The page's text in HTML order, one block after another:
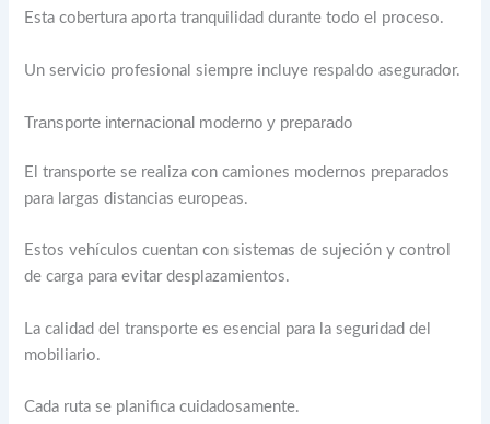
Esta cobertura aporta tranquilidad durante todo el proceso.
Un servicio profesional siempre incluye respaldo asegurador.
Transporte internacional moderno y preparado
El transporte se realiza con camiones modernos preparados
para largas distancias europeas.
Estos vehículos cuentan con sistemas de sujeción y control
de carga para evitar desplazamientos.
La calidad del transporte es esencial para la seguridad del
mobiliario.
Cada ruta se planifica cuidadosamente.